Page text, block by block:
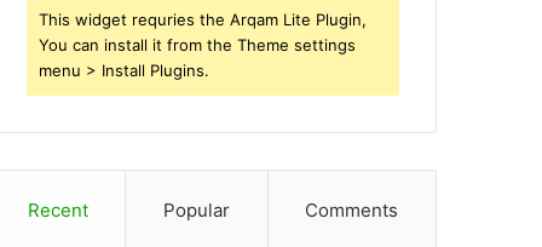
This widget requries the Arqam Lite Plugin,
You can install it from the Theme settings
menu > Install Plugins.
Recent Popular Comments